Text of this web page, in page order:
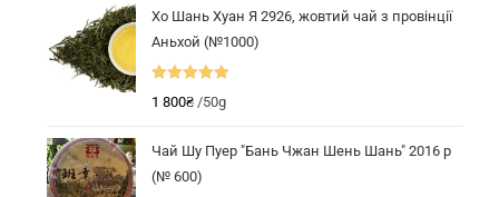
Хо Шань Хуан Я 2926, жовтий чай з провінції
Аньхой (№1000)
Оцінено в
1 800₴ /50g
Чай Шу Пуер "Бань Чжан Шень Шань" 2016 р
(№ 600)